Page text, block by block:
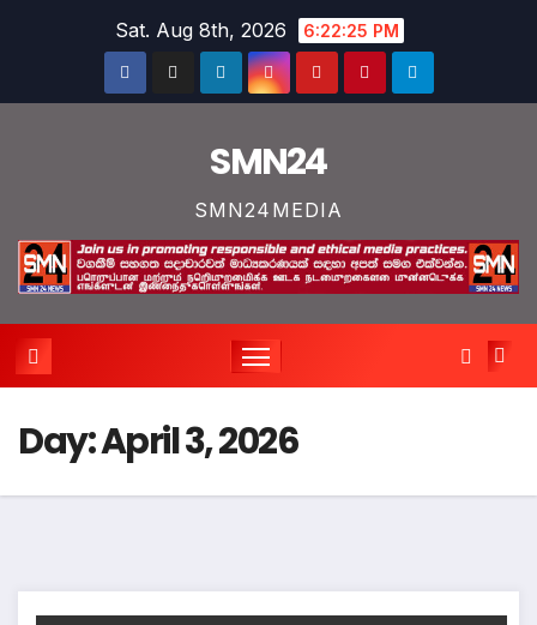
Sat. Aug 8th, 2026 6:22:26 PM
SMN24
SMN24MEDIA
Day:April 3, 2026